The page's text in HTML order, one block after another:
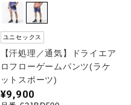
ユニセックス
【汗処理／通気】ドライエア
ロフローゲームパンツ(ラケ
ットスポーツ)
¥9,900